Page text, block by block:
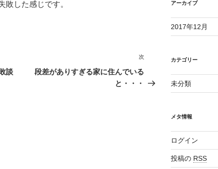
敗した感じです。
談
投
次
段差がありすぎる家に住んでいる
と・・・
アーカイブ
2017年12月
カテゴリー
未分類
メタ情報
ログイン
投稿の RSS